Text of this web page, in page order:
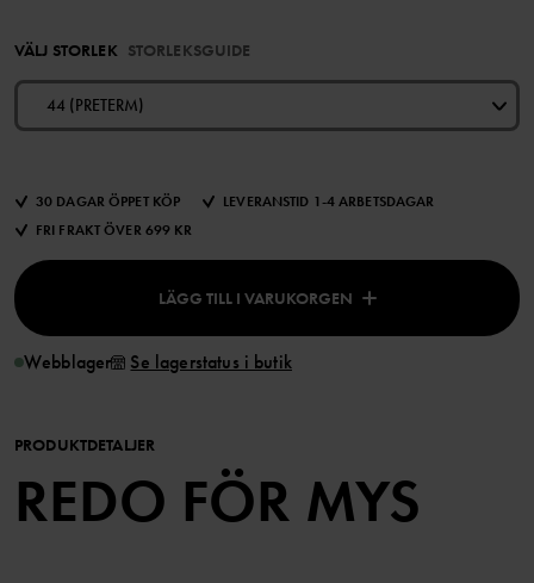
VÄLJ STORLEK STORLEKSGUIDE
44 (PRETERM)
30 DAGAR ÖPPET KÖP
LEVERANSTID 1-4 ARBETSDAGAR
FRI FRAKT ÖVER 699 KR
LÄGG TILL I VARUKORGEN
Webblager Se lagerstatus i butik
PRODUKTDETALJER
REDO FÖR MYS